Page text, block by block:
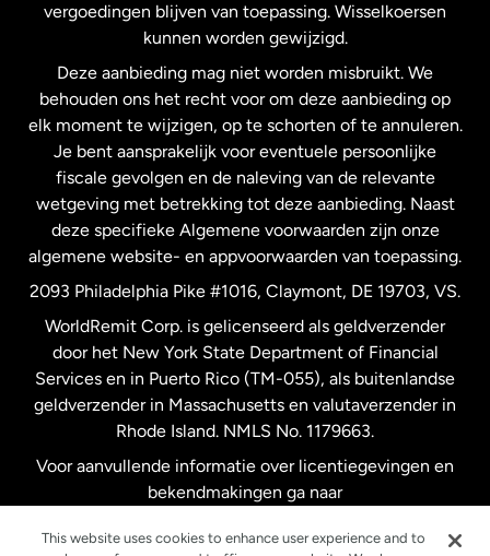
Nederland
Nieuw-Zeeland
Spanje
Verenigd Koninkrijk
Verenigde Staten English
Verenigde Staten Español
Zweden
vergoedingen blijven van toepassing. Wisselkoersen
kunnen worden gewijzigd.
Deze aanbieding mag niet worden misbruikt. We
behouden ons het recht voor om deze aanbieding op
elk moment te wijzigen, op te schorten of te annuleren.
Je bent aansprakelijk voor eventuele persoonlijke
fiscale gevolgen en de naleving van de relevante
wetgeving met betrekking tot deze aanbieding. Naast
deze specifieke Algemene voorwaarden zijn onze
algemene website- en appvoorwaarden van toepassing.
2093 Philadelphia Pike #1016, Claymont, DE 19703, VS.
WorldRemit Corp. is gelicenseerd als geldverzender
door het New York State Department of Financial
Services en in Puerto Rico (TM-055), als buitenlandse
geldverzender in Massachusetts en valutaverzender in
Rhode Island. NMLS No. 1179663.
Voor aanvullende informatie over licentiegevingen en
bekendmakingen ga naar
This website uses cookies to enhance user experience and to